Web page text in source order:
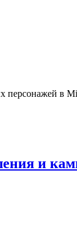
персонажей в
и